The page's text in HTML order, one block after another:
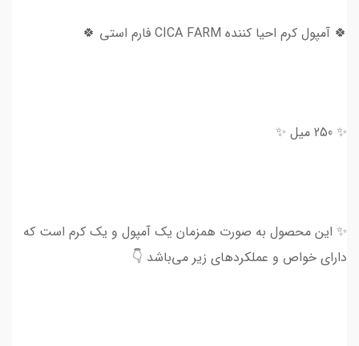
🍀 آمپول کرم احیا کننده CICA FARM فارم استی 🍀
✨ 250 میل ✨
✨ این محصول به صورت همزمان یک آمپول و یک کرم است که
دارای خواص و عملکرد‌های زیر می‌باشد 👇